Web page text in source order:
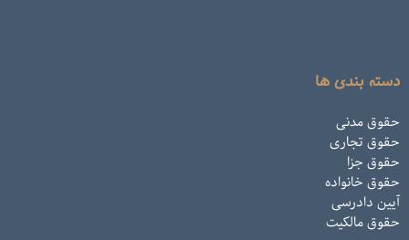
دسته بندی ها
حقوق مدنی
حقوق تجاری
حقوق جزا
حقوق خانواده
آیین دادرسی
حقوق مالکیت